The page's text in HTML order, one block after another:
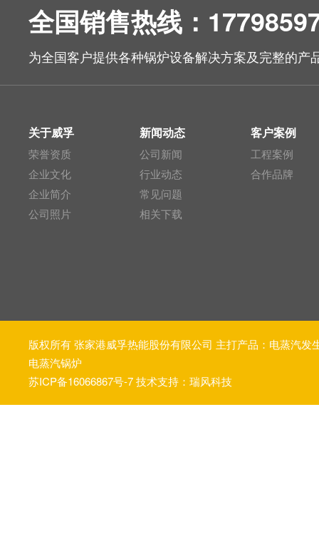
全国销售热线：
为全国客户提供各种锅炉设备解决方案及完整的产
关于威孚
荣誉资质
企业文化
企业简介
公司照片
新闻动态
公司新闻
行业动态
常见问题
相关下载
客户案例
工程案例
合作品牌
版权所有 张家港威孚热能股份有限公司 主打产品： 电蒸汽发
电蒸汽锅炉
苏ICP备16066867号-7技术支持：瑞风科技